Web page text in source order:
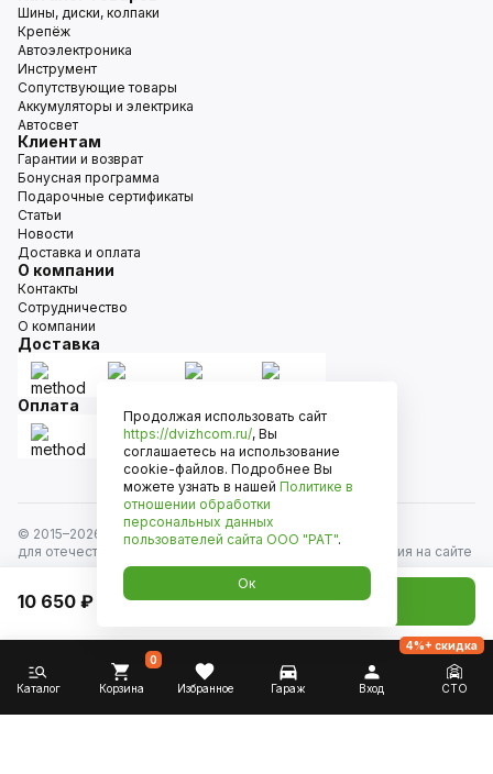
10 650 ₽ Добавить в корзину
Шины, диски, колпаки
Крепёж
Автоэлектроника
Инструмент
Сопутствующие товары
Аккумуляторы и электрика
Автосвет
Клиентам
Гарантии и возврат
Бонусная программа
Подарочные сертификаты
Статьи
Новости
Доставка и оплата
О компании
Контакты
Сотрудничество
О компании
Доставка
Оплата
© 2015–2026
Движком — сеть магазинов автозапчастей
для отечественных автомобилей и иномарок. Информация на сайте
носит исключительно информационный характер и не является
публичной офертой, определяемой положениями
ст. 437 Гражданского кодекса РФ. Все права защищены.
Каталог Корзина
0
Избранное Гараж Вход СТО
4%+ скидка
Продолжая использовать сайт
https://dvizhcom.ru/, Вы
соглашаетесь на использование
cookie-файлов. Подробнее Вы
можете узнать в нашей Политике в
отношении обработки
персональных данных
пользователей сайта ООО "РАТ".
Ок